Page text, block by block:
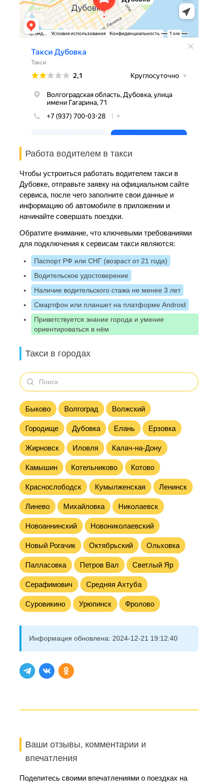
Работа водителем в такси
Чтобы устроиться работать водителем такси в
Дубовке, отправьте заявку на официальном сайте
сервиса, после чего заполните свои данные и
информацию об автомобиле в приложении и
начинайте совершать поездки.
Обратите внимание, что ключевыми требованиями
для подключения к сервисам такси являются:
Паспорт РФ или СНГ (возраст от 21 года)
Водительское удостоверение
Наличие водительского стажа не менее 3 лет
Смартфон или планшет на платформе Android
Приветствуется знание города и умение
ориентироваться в нём
Такси в городах
Быково Волгоград Волжский
Городище Дубовка Елань Ерзовка
Жирновск Иловля Калач-на-Дону
Камышин Котельниково Котово
Краснослободск Кумылженская Ленинск
Линево Михайловка Николаевск
Новоаннинский Новониколаевский
Новый Рогачик Октябрьский Ольховка
Палласовка Петров Вал Светлый Яр
Серафимович Средняя Ахтуба
Суровикино Урюпинск Фролово
Информация обновлена: 2024-12-21 19:12:40
Ваши отзывы, комментарии и
впечатления
Поделитесь своими впечатлениями о поездках на